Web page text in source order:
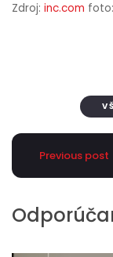
Zdroj: inc.com foto:
Previous post